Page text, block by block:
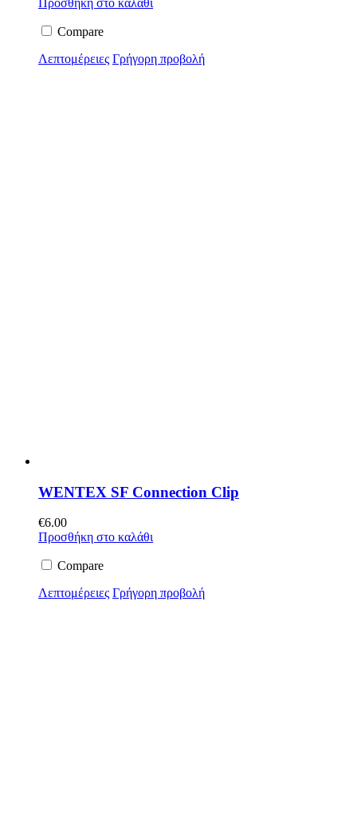
Προσθήκη στο καλάθι
Compare
Λεπτομέρειες Γρήγορη προβολή
WENTEX SF Connection Clip
€6.00
Προσθήκη στο καλάθι
Compare
Λεπτομέρειες Γρήγορη προβολή